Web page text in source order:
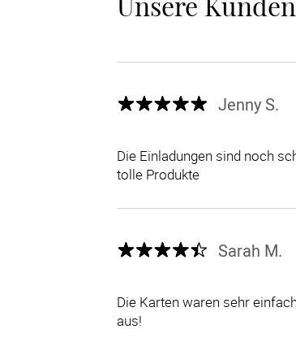
Jenny S.
Die Einladungen sind noch
tolle Produkte
Sarah M.
Die Karten waren sehr
aus!